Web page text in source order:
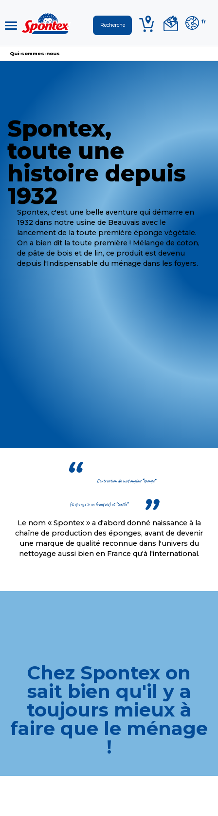
fr
Qui-sommes-nous
Spontex,
toute une
histoire depuis
1932
Spontex, c'est une belle aventure qui démarre en
1932 dans notre usine de Beauvais avec le
lancement de la toute première éponge végétale.
On a bien dit la toute première ! Mélange de coton,
de pâte de bois et de lin, ce produit est devenu
depuis l'Indispensable du ménage dans les foyers.
Contraction du mot anglais“sponge”
(« éponge » en français) et“textile”
Le nom « Spontex » a d'abord donné naissance à la
chaîne de production des éponges, avant de devenir
une marque de qualité reconnue dans l'univers du
nettoyage aussi bien en France qu'à l'international.
Chez Spontex on
sait bien qu'il y a
toujours mieux à
faire que le ménage
!